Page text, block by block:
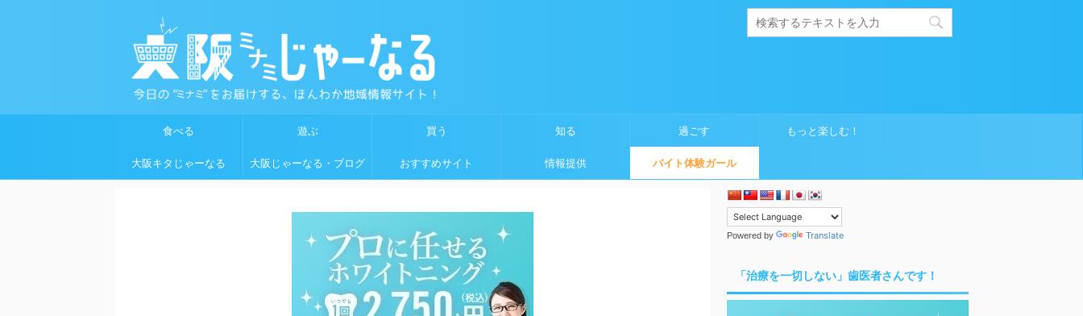
食べる 遊ぶ 買う 知る 過ごす もっと楽しむ！
大阪キタじゃーなる 大阪じゃーなる・ブログ おすすめサイト 情報提供 バイト体験ガール
Powered by Translate
「治療を一切しない」歯医者さんです！